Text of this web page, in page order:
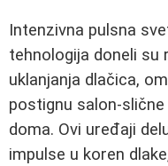
Intenzivna pulsna
tehnologija doneli
uklanjanja dlačica,
postignu salon-
doma. Ovi uređaji
impulse u koren